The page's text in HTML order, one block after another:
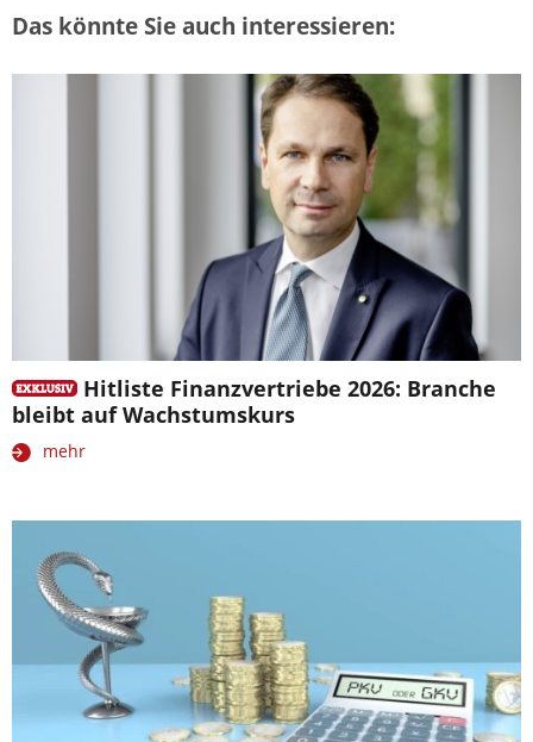
Das könnte Sie auch interessieren:
Hitliste Finanzvertriebe 2026: Branche
bleibt auf Wachstumskurs
mehr